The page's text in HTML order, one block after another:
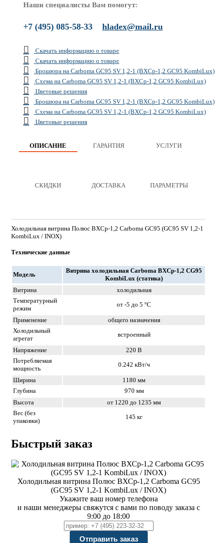
Наши специалисты Вам помогут:
+7 (495) 085-58-33 hladex@mail.ru
Скачать информацию о товаре
Скачать информацию о товаре
Брошюра на Carboma GC95 SV 1,2-1 (ВХСр-1,2 GC95 KombiLux)
Схема на Carboma GC95 SV 1,2-1 (ВХСр-1,2 GC95 KombiLux)
Цветовые решения
Брошюра на Carboma GC95 SV 1,2-1 (ВХСр-1,2 GC95 KombiLux)
Схема на Carboma GC95 SV 1,2-1 (ВХСр-1,2 GC95 KombiLux)
Цветовые решения
ОПИСАНИЕ ГАРАНТИЯ УСЛУГИ
СКИДКИ ДОСТАВКА ПАРАМЕТРЫ
Холодильная витрина Полюс ВХСр-1,2 Carboma GC95 (GC95 SV 1,2-1
KombiLux / INOX)
Технические данные
Модель
Витрина холодильная Carboma ВХСр-1,2 CG95
KombiLux (статика)
Витрина
холодильная
Температурный
режим
от -5 до 5 °C
Применение
общего назначения
Холодильный
агрегат
встроенный
Напряжение
220 В
Потребляемая
мощность
0.242 кВт/ч
Ширина
1180 мм
Глубина
970 мм
Высота
от 1220 до 1235 мм
Вес (без
упаковки)
145 кг
Быстрый заказ
Холодильная витрина Полюс ВХСр-1,2 Carboma GC95
(GC95 SV 1,2-1 KombiLux / INOX)
Укажите ваш номер телефона
и наши менеджеры свяжутся с вами по поводу заказа с
9:00 до 18:00